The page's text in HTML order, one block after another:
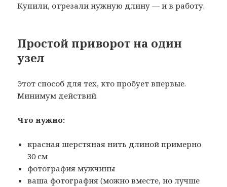
Купили, отрезали нужную длину — и в работу.
Простой приворот на один
узел
Этот способ для тех, кто пробует впервые.
Минимум действий.
Что нужно:
красная шерстяная нить длиной примерно
30 см
фотография мужчины
ваша фотография (можно вместе, но лучше